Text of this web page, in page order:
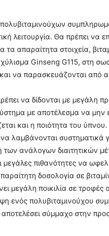
λειτουργία. Θα πρέπει να
απαραίτητα στοιχεία,
Ginseng G115, στη
να παρασκευάζονται από
να δίδονται με μεγάλη
με αποτέλεσμα να μην
και η ποιότητα του ύπνου.
λαμβάνονται συστηματικά
ανάλογων διαιτητικών
μεγάλες πιθανότητες να
δοσολογία σε
μεγάλη ποικιλία σε τροφές
ενός πολυβιταμινούχου
σύμμαχο στην
Haidari by
Δήμου
γεγονός!
AtticaCoast,
19 Μαΐου, 2024